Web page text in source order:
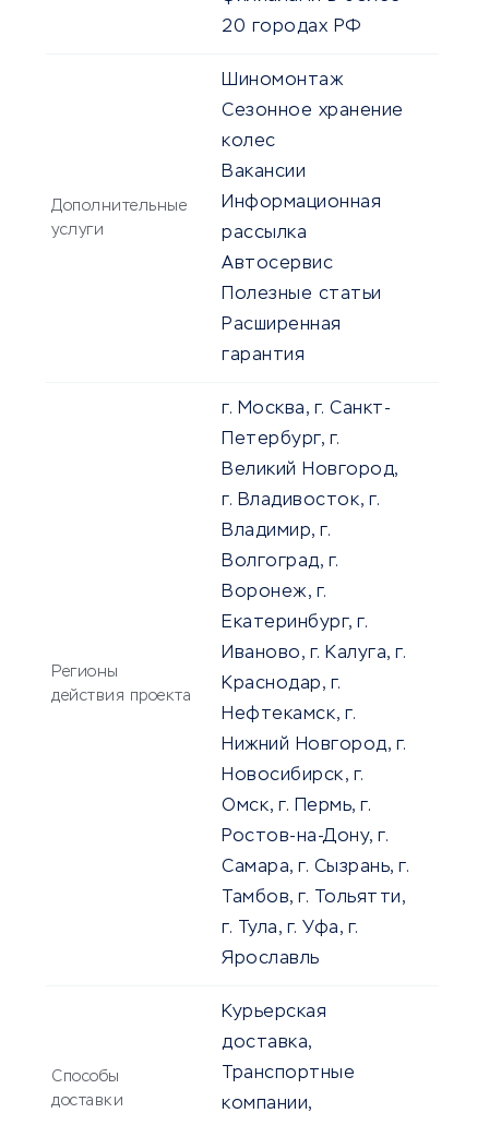
20 городах РФ
Дополнительные
услуги
Шиномонтаж
Сезонное хранение
колес
Вакансии
Информационная
рассылка
Автосервис
Полезные статьи
Расширенная
гарантия
Регионы
действия проекта
г. Москва, г. Санкт-
Петербург, г.
Великий Новгород,
г. Владивосток, г.
Владимир, г.
Волгоград, г.
Воронеж, г.
Екатеринбург, г.
Иваново, г. Калуга, г.
Краснодар, г.
Нефтекамск, г.
Нижний Новгород, г.
Новосибирск, г.
Омск, г. Пермь, г.
Ростов-на-Дону, г.
Самара, г. Сызрань, г.
Тамбов, г. Тольятти,
г. Тула, г. Уфа, г.
Ярославль
Способы
доставки
Курьерская
доставка,
Транспортные
компании,